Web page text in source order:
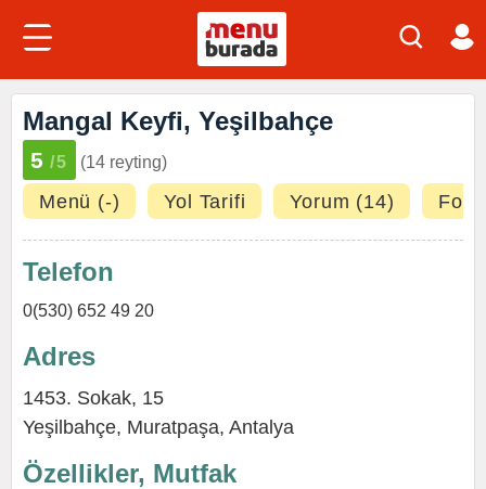
Mangal Keyfi, Yeşilbahçe
5 /5 (14 reyting)
Menü (-) Yol Tarifi Yorum (14)
Telefon
0(530) 652 49 20
Adres
1453. Sokak, 15
Yeşilbahçe, Muratpaşa, Antalya
Özellikler, Mutfak